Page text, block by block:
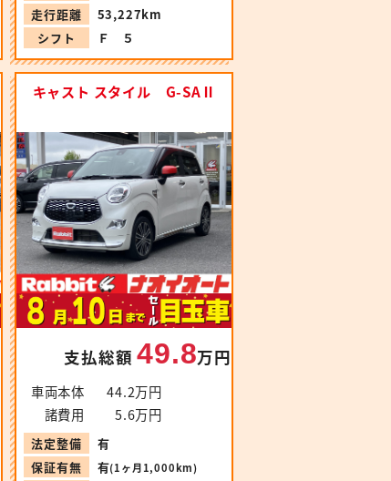
走行距離
53,227km
シフト
Ｆ ５
キャスト スタイル G-SAⅡ
支払総額49.8万円
車両本体
44.2万円
諸費用
5.6万円
法定整備
有
保証有無
有(1ヶ月1,000km)